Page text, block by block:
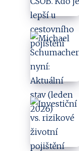
portálů
a
naše
zkušenost
ČSOB.
Kdo
je
lepší
u
cestovního
pojištění
Michael
Schumacher
nyní:
Aktuální
stav
(leden
2026)
Investiční
vs.
rizikové
životní